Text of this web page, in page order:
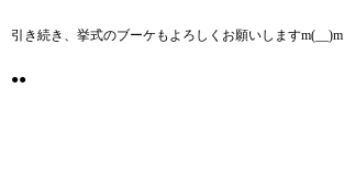
引き続き、挙式のブーケもよろしくお願いしますm(__)m
●●